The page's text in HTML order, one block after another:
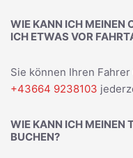
WIE KANN ICH MEINEN
ICH ETWAS VOR
Sie können Ihren
+43664 9238103
WIE KANN ICH MEINEN
BUCHEN?